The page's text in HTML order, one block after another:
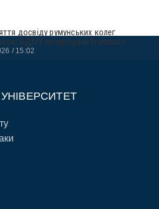
досвіду румунських колег
БДМУ по програмі Erasmus+
15:02